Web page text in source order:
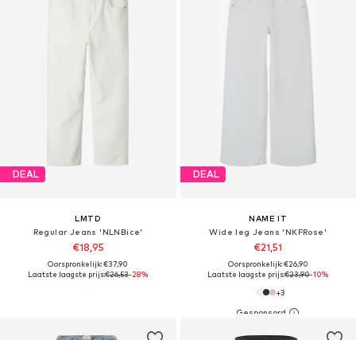
DEAL
LMTD
Regular Jeans 'NLNBice'
€18,95
Oorspronkelijk: €37,90
Laatste laagste prijs:€26,53-28%
DEAL
NAME IT
Wide leg Jeans 'NKFRose'
€21,51
Oorspronkelijk: €26,90
Laatste laagste prijs:€23,90-10%
+3